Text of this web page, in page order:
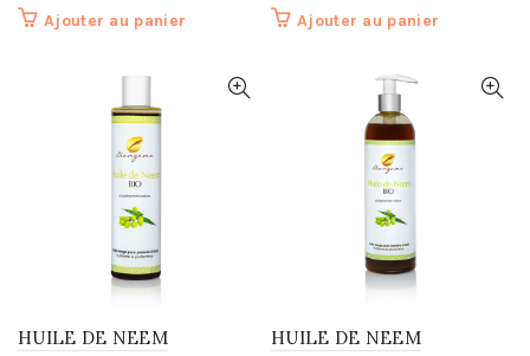
Ajouter au panier Ajouter au panier
HUILE DE NEEM
HUILE DE NEEM